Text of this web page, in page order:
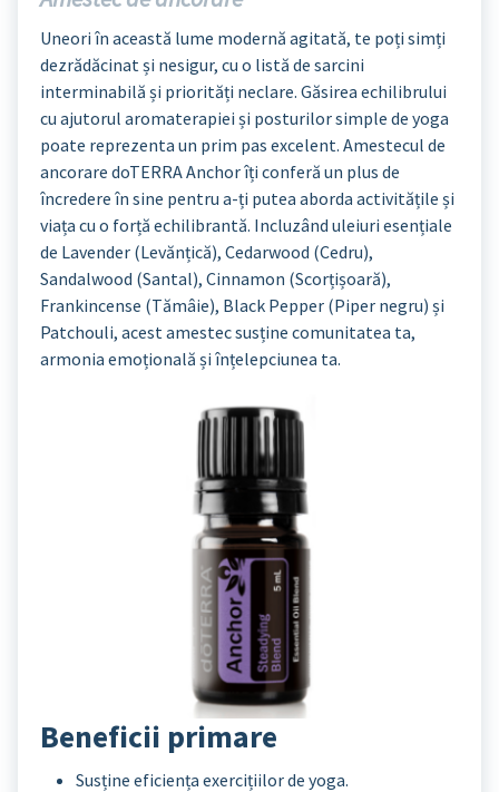
Uneori în această lume modernă agitată, te poți simți
dezrădăcinat și nesigur, cu o listă de sarcini
interminabilă și priorități neclare. Găsirea echilibrului
cu ajutorul aromaterapiei și posturilor simple de yoga
poate reprezenta un prim pas excelent. Amestecul de
ancorare doTERRA Anchor îți conferă un plus de
încredere în sine pentru a-ți putea aborda activitățile și
viața cu o forță echilibrantă. Incluzând uleiuri esențiale
de Lavender (Levănțică), Cedarwood (Cedru),
Sandalwood (Santal), Cinnamon (Scorțișoară),
Frankincense (Tămâie), Black Pepper (Piper negru) și
Patchouli, acest amestec susține comunitatea ta,
armonia emoțională și înțelepciunea ta.
Beneficii primare
Susține eficiența exercițiilor de yoga.